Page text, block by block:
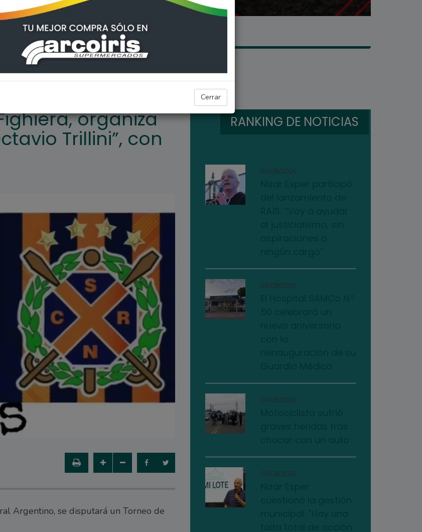
Cerrar
llamado “Octavio Trillini”, con grandes equipos
DEPORTES
organiza
Trillini”, con
Argentino, se disputará un Torneo de
RANKING DE NOTICIAS
03/08/2026
03/08/2026
04/08/2026
03/08/2026